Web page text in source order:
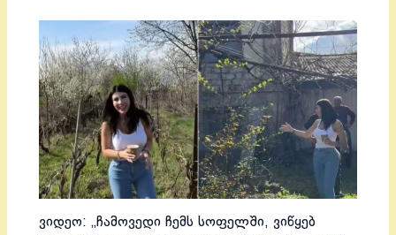
ვიდეო: „ჩამოვედი ჩემს სოფელში, ვიწყებ